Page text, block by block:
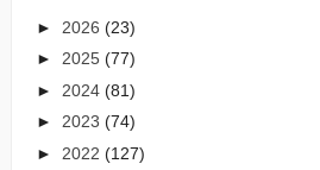
► 2026 (23)
► 2025 (77)
► 2024 (81)
► 2023 (74)
► 2022 (127)